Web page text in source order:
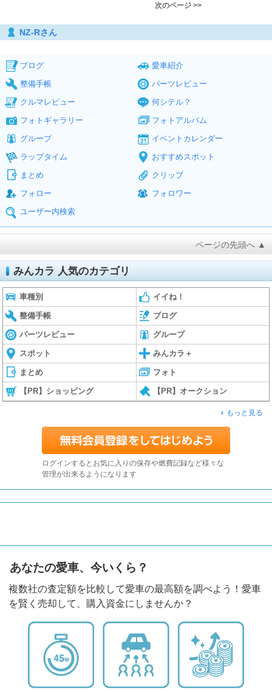
次のページ >>
NZ-Rさん
ブログ
愛車紹介
整備手帳
パーツレビュー
クルマレビュー
何シテル？
フォトギャラリー
フォトアルバム
グループ
イベントカレンダー
ラップタイム
おすすめスポット
まとめ
クリップ
フォロー
フォロワー
ユーザー内検索
ページの先頭へ ▲
みんカラ 人気のカテゴリ
車種別 イイね！
整備手帳 ブログ
パーツレビュー グループ
スポット みんカラ＋
まとめ フォト
【PR】ショッピング 【PR】オークション
もっと見る
ログインするとお気に入りの保存や燃費記録など様々な
管理が出来るようになります
あなたの愛車、今いくら？
複数社の査定額を比較して愛車の最高額を調べよう！愛車
を賢く売却して、購入資金にしませんか？